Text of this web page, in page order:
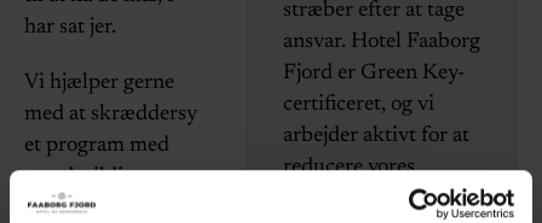
har sat jer.
Vi hjælper gerne
med at skræddersy
et program med
teambuilding,
fælles aktiviteter
stræber efter at tage
ansvar. Hotel Faaborg
Fjord er Green Key-
certificeret, og vi
arbejder aktivt for at
reducere vores
miljøaftryk. Blandt